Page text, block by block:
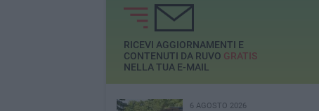
RICEVI AGGIORNAMENTI E
CONTENUTI DA RUVO GRATIS
NELLA TUA E-MAIL
6 AGOSTO 2026